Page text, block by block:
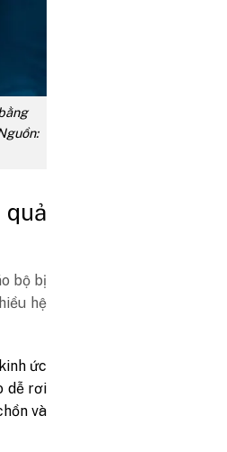
quả
bộ bị
hệ
ức
dễ rơi
và